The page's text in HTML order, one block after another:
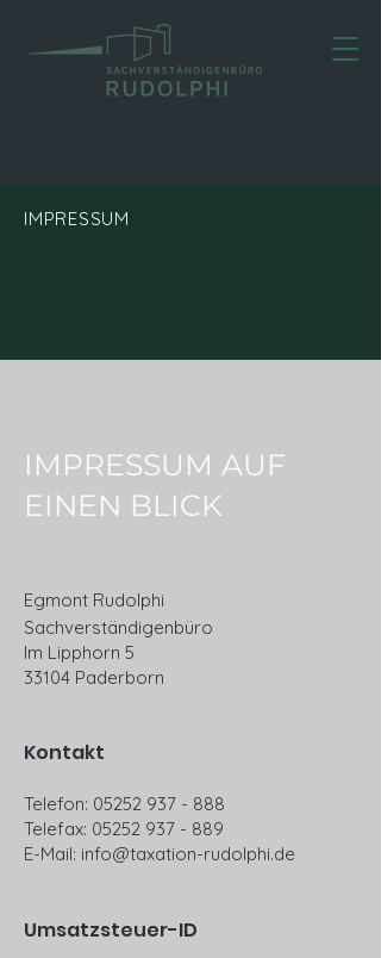
IMPRESSUM
IMPRESSUM AUF
EINEN BLICK
Egmont Rudolphi
Sachverständigenbüro
Im Lipphorn 5
33104 Paderborn
Kontakt
Telefon: 05252 937 - 888
Telefax: 05252 937 - 889
E-Mail: info@taxation-rudolphi.de
Umsatzsteuer-ID